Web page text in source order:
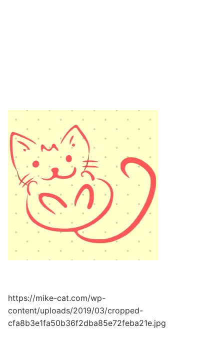
https://mike-cat.com/wp-
content/uploads/2019/03/cropped-
cfa8b3e1fa50b36f2dba85e72feba21e.jpg